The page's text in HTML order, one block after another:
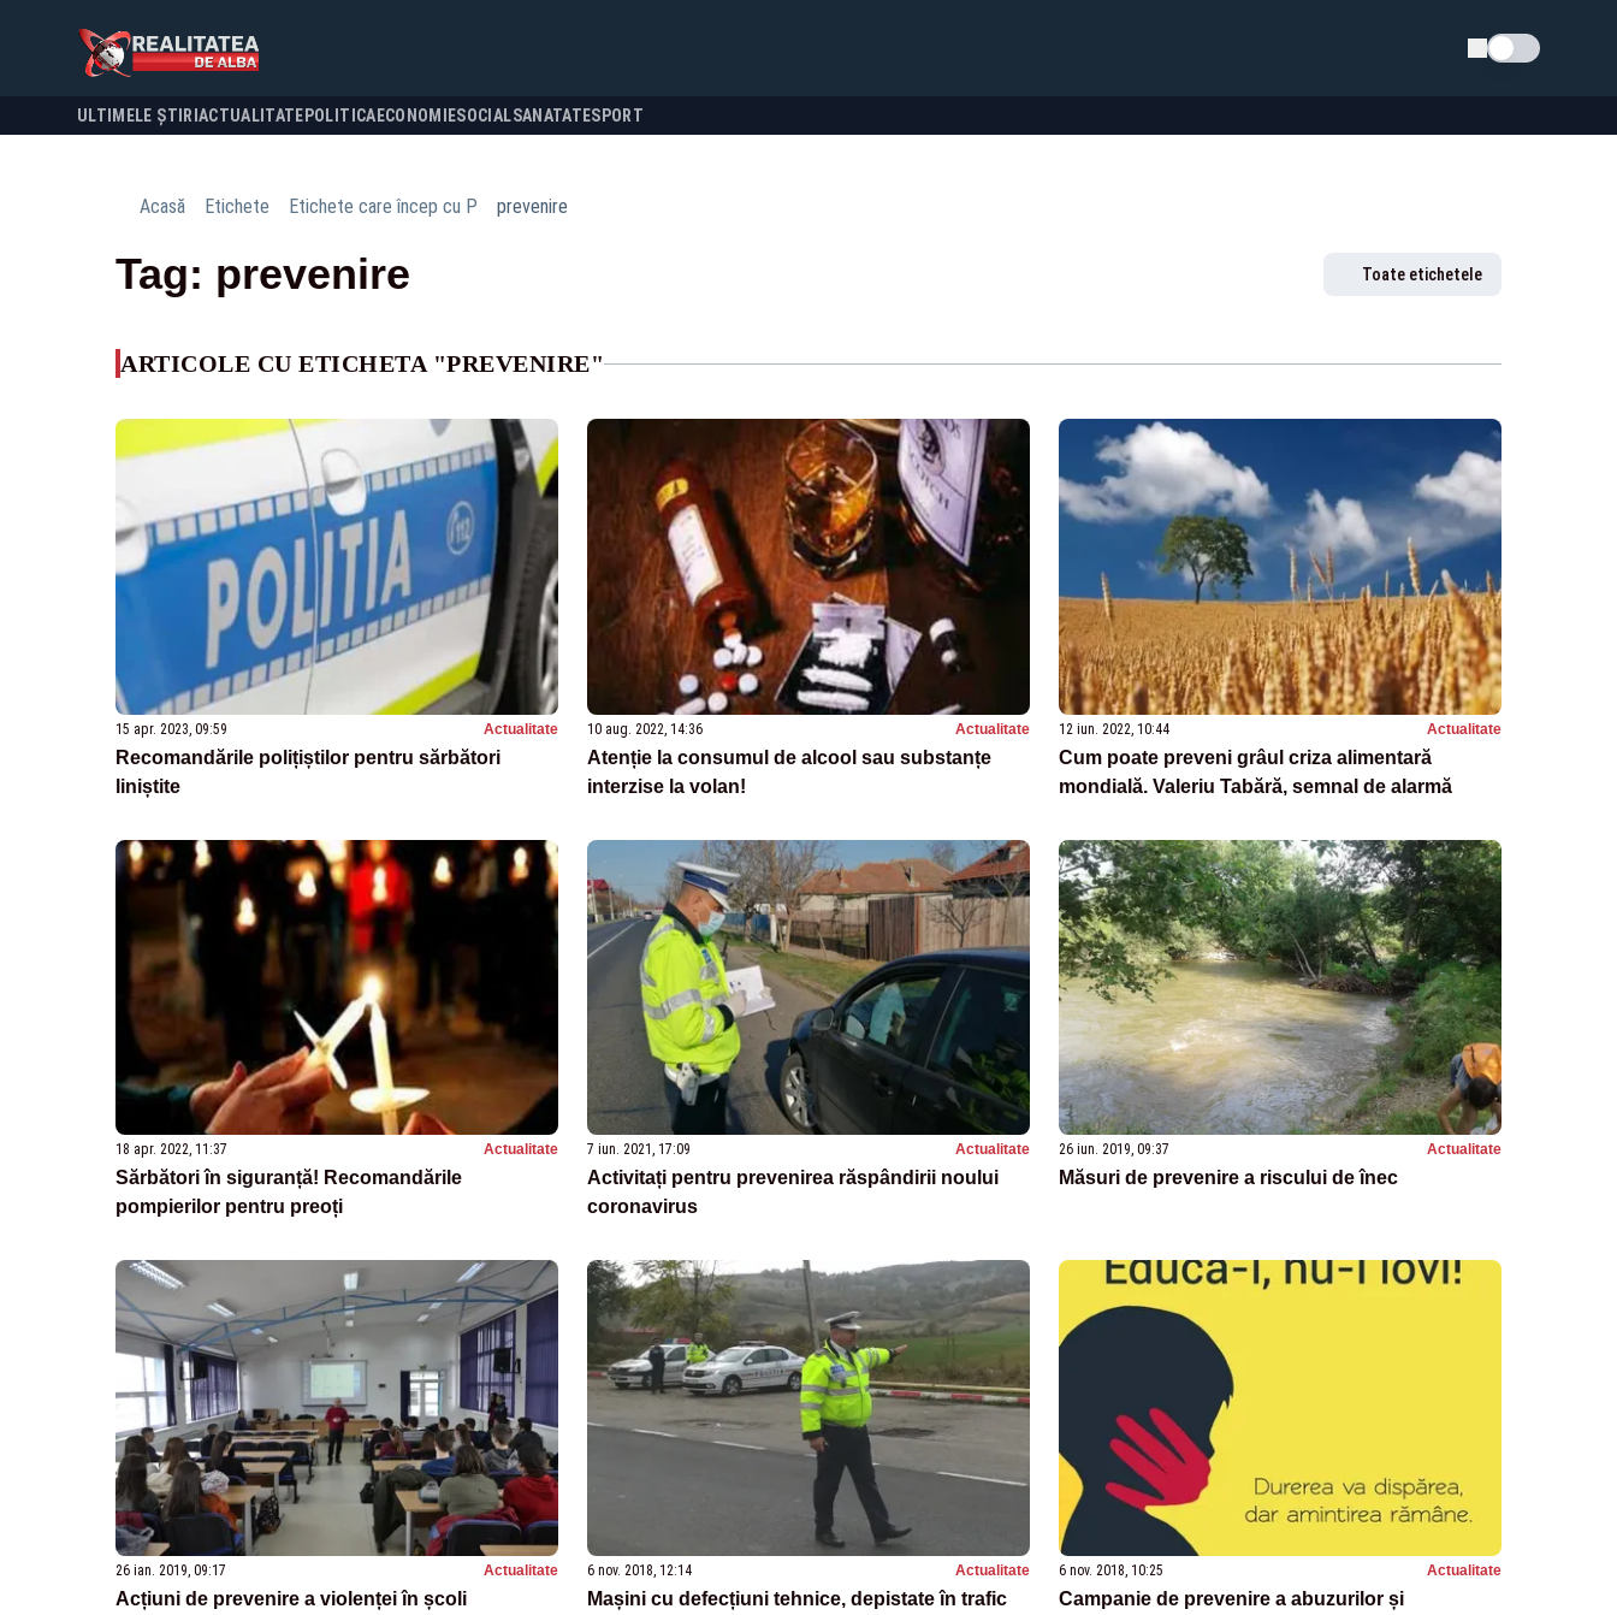
Schimba tema
ULTIMELE ȘTIRI ACTUALITATE POLITICA ECONOMIESOCIALSANATATESPORT
Acasă Etichete Etichete care încep cu P prevenire
Tag: prevenire Toate etichetele
ARTICOLE CU ETICHETA "PREVENIRE"
15 apr. 2023, 09:59 Actualitate
Recomandările polițiștilor pentru sărbători
liniștite
10 aug. 2022, 14:36 Actualitate
Atenție la consumul de alcool sau substanțe
interzise la volan!
12 iun. 2022, 10:44 Actualitate
Cum poate preveni grâul criza alimentară
mondială. Valeriu Tabără, semnal de alarmă
18 apr. 2022, 11:37 Actualitate
Sărbători în siguranță! Recomandările
pompierilor pentru preoți
7 iun. 2021, 17:09 Actualitate
Activitați pentru prevenirea răspândirii noului
coronavirus
26 iun. 2019, 09:37 Actualitate
Măsuri de prevenire a riscului de înec
26 ian. 2019, 09:17 Actualitate
Acțiuni de prevenire a violenței în școli
6 nov. 2018, 12:14 Actualitate
Mașini cu defecțiuni tehnice, depistate în trafic
6 nov. 2018, 10:25 Actualitate
Campanie de prevenire a abuzurilor și